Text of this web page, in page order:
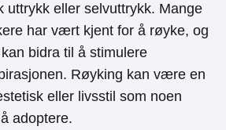
uttrykk eller selvuttrykk. Mange
har vært kjent for å røyke, og
bidra til å stimulere
Røyking kan være en
eller livsstil som noen
adoptere.